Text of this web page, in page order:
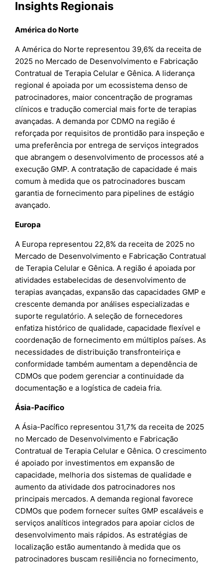
Insights Regionais
América do Norte
A América do Norte representou 39,6% da receita de
2025 no Mercado de Desenvolvimento e Fabricação
Contratual de Terapia Celular e Gênica. A liderança
regional é apoiada por um ecossistema denso de
patrocinadores, maior concentração de programas
clínicos e tradução comercial mais forte de terapias
avançadas. A demanda por CDMO na região é
reforçada por requisitos de prontidão para inspeção e
uma preferência por entrega de serviços integrados
que abrangem o desenvolvimento de processos até a
execução GMP. A contratação de capacidade é mais
comum à medida que os patrocinadores buscam
garantia de fornecimento para pipelines de estágio
avançado.
Europa
A Europa representou 22,8% da receita de 2025 no
Mercado de Desenvolvimento e Fabricação Contratual
de Terapia Celular e Gênica. A região é apoiada por
atividades estabelecidas de desenvolvimento de
terapias avançadas, expansão das capacidades GMP e
crescente demanda por análises especializadas e
suporte regulatório. A seleção de fornecedores
enfatiza histórico de qualidade, capacidade flexível e
coordenação de fornecimento em múltiplos países. As
necessidades de distribuição transfronteiriça e
conformidade também aumentam a dependência de
CDMOs que podem gerenciar a continuidade da
documentação e a logística de cadeia fria.
Ásia-Pacífico
A Ásia-Pacífico representou 31,7% da receita de 2025
no Mercado de Desenvolvimento e Fabricação
Contratual de Terapia Celular e Gênica. O crescimento
é apoiado por investimentos em expansão de
capacidade, melhoria dos sistemas de qualidade e
aumento da atividade dos patrocinadores nos
principais mercados. A demanda regional favorece
CDMOs que podem fornecer suítes GMP escaláveis e
serviços analíticos integrados para apoiar ciclos de
desenvolvimento mais rápidos. As estratégias de
localização estão aumentando à medida que os
patrocinadores buscam resiliência no fornecimento,